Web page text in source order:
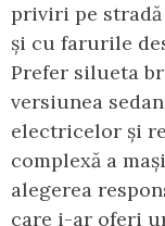
priviri pe stradă
și cu farurile
Prefer silueta
versiunea
electricelor și
complexă a
alegerea
care i-ar oferi